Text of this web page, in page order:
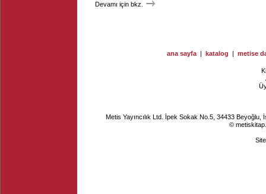
Devamı için bkz.
ana sayfa | katalog | metise
Metis Yayıncılık Ltd. İpek Sokak No.5, 34433
©